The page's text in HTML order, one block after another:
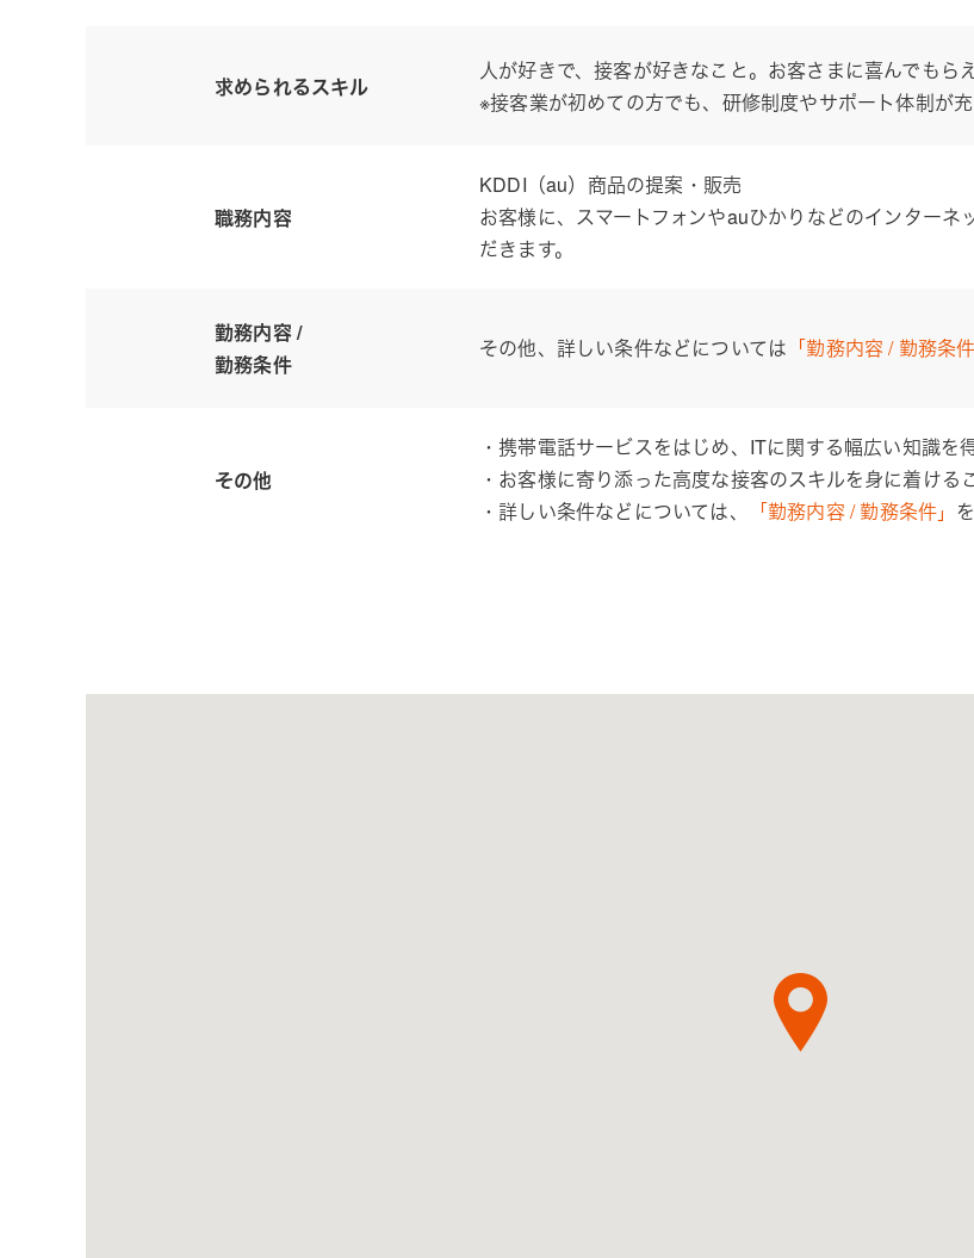
求められるスキル
人が好きで、接客が好きなこと。お客さまに喜んでもら
※接客業が初めての方でも、研修制度やサポート体制が充
職務内容
KDDI（au）商品の提案・販売
お客様に、スマートフォンやauひかりなどのインター
だきます。
勤務内容 /
勤務条件
その他、詳しい条件などについては 「勤務内容 / 勤務条件
その他
・携帯電話サービスをはじめ、ITに関する幅広い知識を
・お客様に寄り添った高度な接客のスキルを身に着ける
・詳しい条件などについては、
「勤務内容 / 勤務条件」